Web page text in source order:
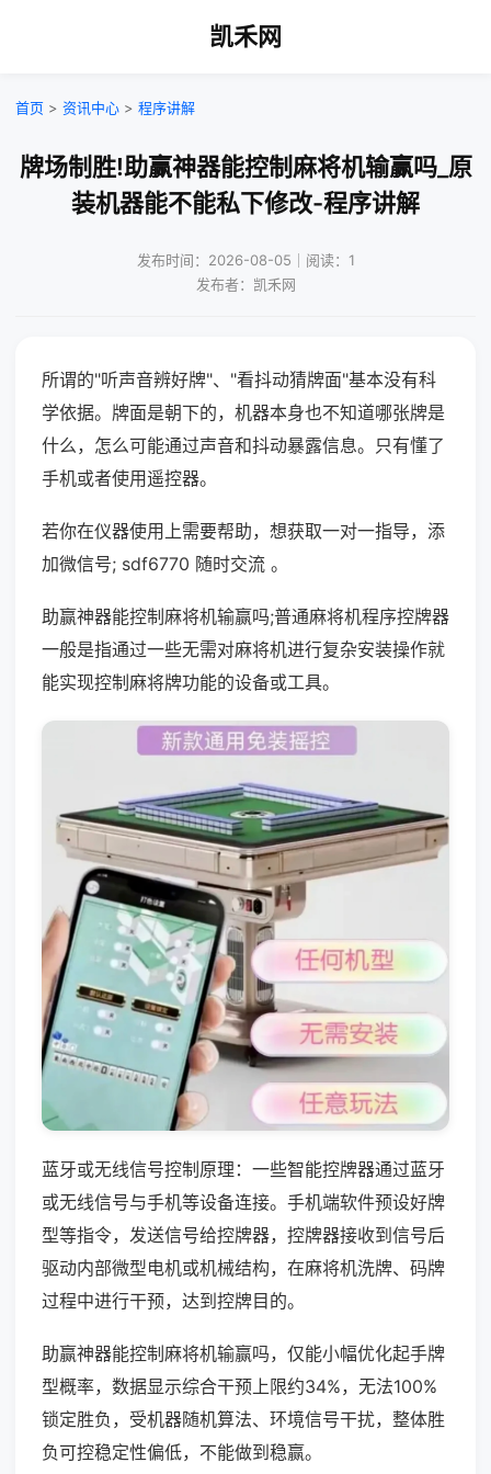
凯禾网
首页 > 资讯中心 > 程序讲解
牌场制胜!助赢神器能控制麻将机输赢吗_原
装机器能不能私下修改-程序讲解
发布时间：2026-08-05｜阅读：1
发布者：凯禾网
所谓的"听声音辨好牌"、"看抖动猜牌面"基本没有科
学依据。牌面是朝下的，机器本身也不知道哪张牌是
什么，怎么可能通过声音和抖动暴露信息。只有懂了
手机或者使用遥控器。
若你在仪器使用上需要帮助，想获取一对一指导，添
加微信号; sdf6770 随时交流 。
助赢神器能控制麻将机输赢吗;普通麻将机程序控牌器
一般是指通过一些无需对麻将机进行复杂安装操作就
能实现控制麻将牌功能的设备或工具。
蓝牙或无线信号控制原理：一些智能控牌器通过蓝牙
或无线信号与手机等设备连接。手机端软件预设好牌
型等指令，发送信号给控牌器，控牌器接收到信号后
驱动内部微型电机或机械结构，在麻将机洗牌、码牌
过程中进行干预，达到控牌目的。
助赢神器能控制麻将机输赢吗，仅能小幅优化起手牌
型概率，数据显示综合干预上限约34%，无法100%
锁定胜负，受机器随机算法、环境信号干扰，整体胜
负可控稳定性偏低，不能做到稳赢。